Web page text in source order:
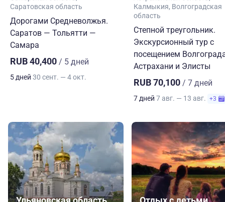
Саратовская область
Дорогами Средневолжья.
Саратов — Тольятти —
Самара
RUB 40,400 / 5 дней
5 дней 30 сент. — 4 окт.
Калмыкия Волгоградская
область
Степной треугольник.
Экскурсионный тур с
посещением
Астрахани и Элисты
RUB 70,100 / 7 дней
7 дней 7 авг. — 13 авг. +3